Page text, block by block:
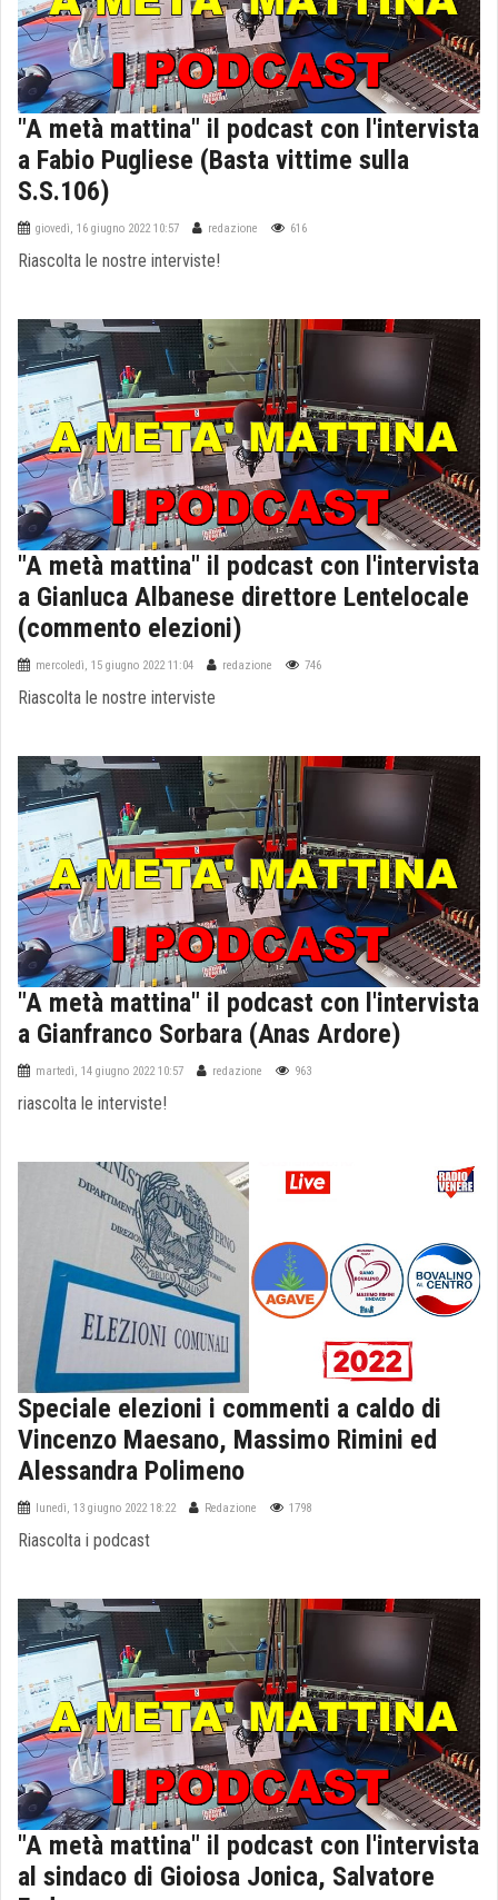
"A metà mattina" il podcast con l'intervista
a Fabio Pugliese (Basta vittime sulla
S.S.106)
giovedì, 16 giugno 2022 10:57 redazione 616
Riascolta le nostre interviste!
"A metà mattina" il podcast con l'intervista
a Gianluca Albanese direttore Lentelocale
(commento elezioni)
mercoledì, 15 giugno 2022 11:04 redazione 746
Riascolta le nostre interviste
"A metà mattina" il podcast con l'intervista
a Gianfranco Sorbara (Anas Ardore)
martedì, 14 giugno 2022 10:57 redazione 963
riascolta le interviste!
Speciale elezioni i commenti a caldo di
Vincenzo Maesano, Massimo Rimini ed
Alessandra Polimeno
lunedì, 13 giugno 2022 18:22 Redazione 1798
Riascolta i podcast
"A metà mattina" il podcast con l'intervista
al sindaco di Gioiosa Jonica, Salvatore